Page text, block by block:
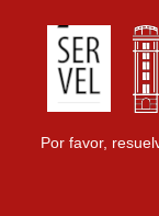
Por favor,